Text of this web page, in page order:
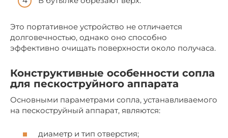
Это портативное устройство не отличается
долговечностью, однако оно способно
эффективно очищать поверхности около получаса.
Конструктивные особенности сопла
для пескоструйного аппарата
Основными параметрами сопла, устанавливаемого
на пескоструйный аппарат, являются:
диаметр и тип отверстия;